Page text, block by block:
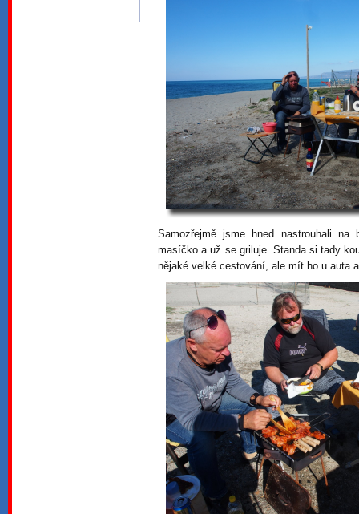
Samozřejmě jsme hned nastrouhali na
masíčko a už se griluje. Standa si tady
nějaké velké cestování, ale mít ho u auta